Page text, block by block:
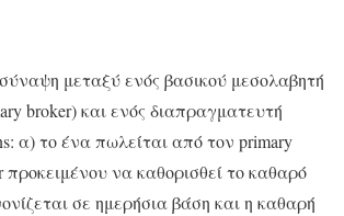
μεταξύ ενός βασικού μεσολαβητή
broker) και ενός διαπραγματευτή
α) το ένα πωλείται από τον primary
προκειμένου να καθορισθεί το καθαρό
σε ημερήσια βάση και η καθαρή